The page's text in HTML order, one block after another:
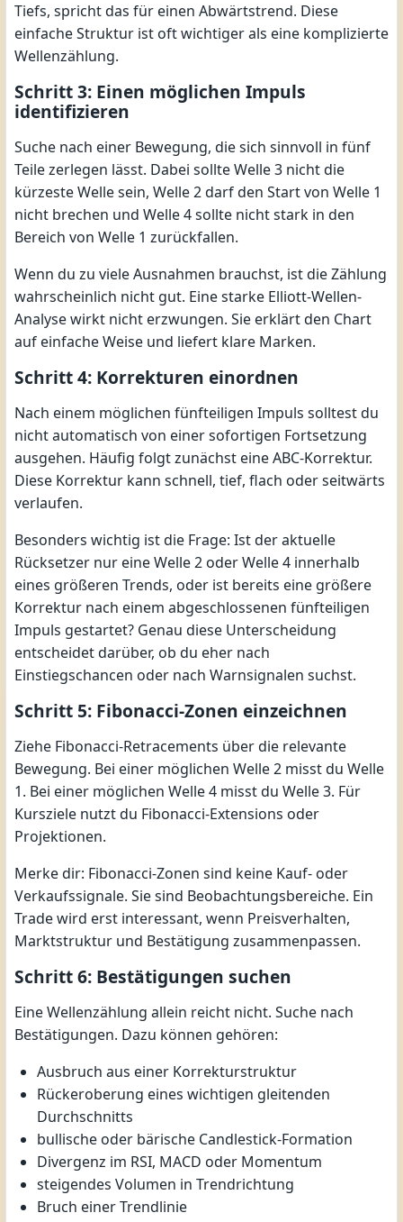
Tiefs, spricht das für einen Abwärtstrend. Diese
einfache Struktur ist oft wichtiger als eine komplizierte
Wellenzählung.
Schritt 3: Einen möglichen Impuls
identifizieren
Suche nach einer Bewegung, die sich sinnvoll in fünf
Teile zerlegen lässt. Dabei sollte Welle 3 nicht die
kürzeste Welle sein, Welle 2 darf den Start von Welle 1
nicht brechen und Welle 4 sollte nicht stark in den
Bereich von Welle 1 zurückfallen.
Wenn du zu viele Ausnahmen brauchst, ist die Zählung
wahrscheinlich nicht gut. Eine starke Elliott-Wellen-
Analyse wirkt nicht erzwungen. Sie erklärt den Chart
auf einfache Weise und liefert klare Marken.
Schritt 4: Korrekturen einordnen
Nach einem möglichen fünfteiligen Impuls solltest du
nicht automatisch von einer sofortigen Fortsetzung
ausgehen. Häufig folgt zunächst eine ABC-Korrektur.
Diese Korrektur kann schnell, tief, flach oder seitwärts
verlaufen.
Besonders wichtig ist die Frage: Ist der aktuelle
Rücksetzer nur eine Welle 2 oder Welle 4 innerhalb
eines größeren Trends, oder ist bereits eine größere
Korrektur nach einem abgeschlossenen fünfteiligen
Impuls gestartet? Genau diese Unterscheidung
entscheidet darüber, ob du eher nach
Einstiegschancen oder nach Warnsignalen suchst.
Schritt 5: Fibonacci-Zonen einzeichnen
Ziehe Fibonacci-Retracements über die relevante
Bewegung. Bei einer möglichen Welle 2 misst du Welle
1. Bei einer möglichen Welle 4 misst du Welle 3. Für
Kursziele nutzt du Fibonacci-Extensions oder
Projektionen.
Merke dir: Fibonacci-Zonen sind keine Kauf- oder
Verkaufssignale. Sie sind Beobachtungsbereiche. Ein
Trade wird erst interessant, wenn Preisverhalten,
Marktstruktur und Bestätigung zusammenpassen.
Schritt 6: Bestätigungen suchen
Eine Wellenzählung allein reicht nicht. Suche nach
Bestätigungen. Dazu können gehören:
Ausbruch aus einer Korrekturstruktur
Rückeroberung eines wichtigen gleitenden
Durchschnitts
bullische oder bärische Candlestick-Formation
Divergenz im RSI, MACD oder Momentum
steigendes Volumen in Trendrichtung
Bruch einer Trendlinie